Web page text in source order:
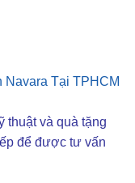
thuật và quà tặng
để được tư vấn